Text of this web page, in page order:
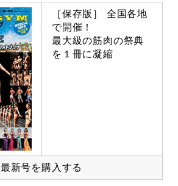
［保存版］ 全国各地
で開催！
最大級の筋肉の祭典
を１冊に凝縮
最新号を購入する